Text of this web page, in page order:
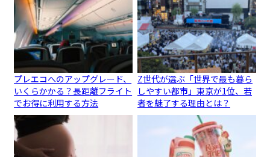
プレエコへのアップグレード、
いくらかかる？長距離フライト
でお得に利用する方法
Z世代が選ぶ「世界で最も暮ら
しやすい都市」東京が1位、若
者を魅了する理由とは？